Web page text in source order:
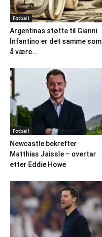
Fotball
Argentinas støtte til Gianni
Infantino er det samme som
å være...
Fotball
Newcastle bekrefter
Matthias Jaissle – overtar
etter Eddie Howe